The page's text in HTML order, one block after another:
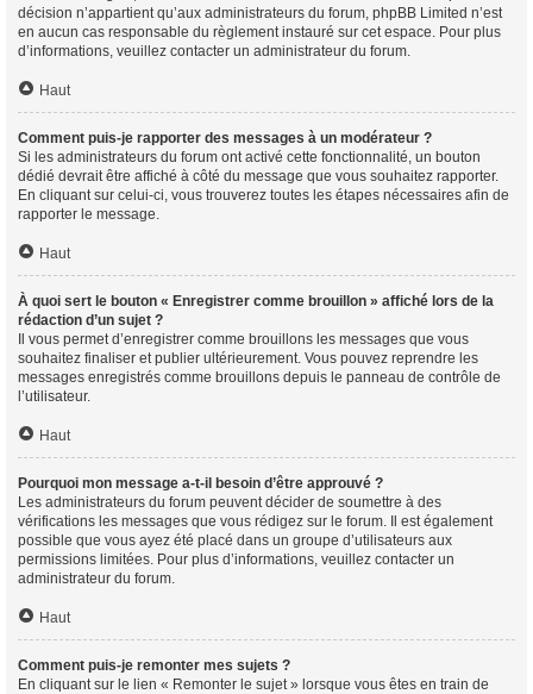
décision n’appartient qu’aux administrateurs du forum, phpBB Limited n’est
en aucun cas responsable du règlement instauré sur cet espace. Pour plus
d’informations, veuillez contacter un administrateur du forum.
Haut
Comment puis-je rapporter des messages à un modérateur ?
Si les administrateurs du forum ont activé cette fonctionnalité, un bouton
dédié devrait être affiché à côté du message que vous souhaitez rapporter.
En cliquant sur celui-ci, vous trouverez toutes les étapes nécessaires afin de
rapporter le message.
Haut
À quoi sert le bouton « Enregistrer comme brouillon » affiché lors de la
rédaction d’un sujet ?
Il vous permet d’enregistrer comme brouillons les messages que vous
souhaitez finaliser et publier ultérieurement. Vous pouvez reprendre les
messages enregistrés comme brouillons depuis le panneau de contrôle de
l’utilisateur.
Haut
Pourquoi mon message a-t-il besoin d’être approuvé ?
Les administrateurs du forum peuvent décider de soumettre à des
vérifications les messages que vous rédigez sur le forum. Il est également
possible que vous ayez été placé dans un groupe d’utilisateurs aux
permissions limitées. Pour plus d’informations, veuillez contacter un
administrateur du forum.
Haut
Comment puis-je remonter mes sujets ?
En cliquant sur le lien « Remonter le sujet » lorsque vous êtes en train de